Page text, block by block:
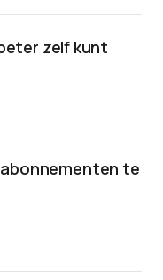
zelf kunt
te